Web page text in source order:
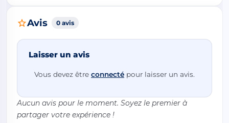
Avis 0 avis
Laisser un avis
Vous devez être connecté pour laisser un avis.
Aucun avis pour le moment. Soyez le premier à
partager votre expérience !